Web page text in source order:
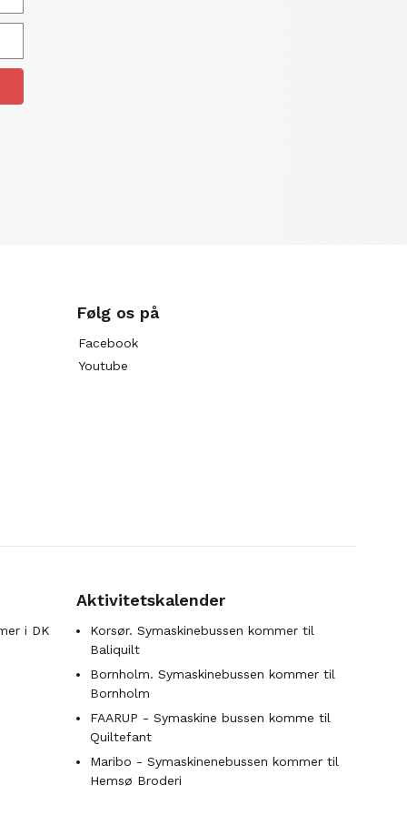
Følg os på
Facebook
Youtube
i DK
Aktivitetskalender
Korsør. Symaskinebussen kommer til
Baliquilt
Bornholm. Symaskinebussen kommer til
Bornholm
FAARUP - Symaskine bussen komme til
Quiltefant
Maribo - Symaskinenebussen kommer til
Hemsø Broderi